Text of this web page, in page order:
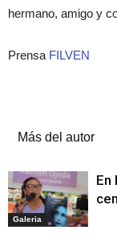
hermano, amigo y
Prensa FILVEN
Más del autor
Galeria
En